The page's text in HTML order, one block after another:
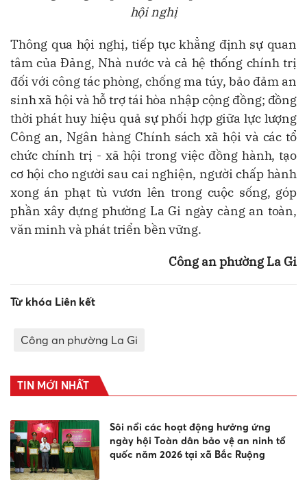
hội nghị
Thông qua hội nghị, tiếp tục khẳng định sự quan
tâm của Đảng, Nhà nước và cả hệ thống chính trị
đối với công tác phòng, chống ma túy, bảo đảm an
sinh xã hội và hỗ trợ tái hòa nhập cộng đồng; đồng
thời phát huy hiệu quả sự phối hợp giữa lực lượng
Công an, Ngân hàng Chính sách xã hội và các tổ
chức chính trị - xã hội trong việc đồng hành, tạo
cơ hội cho người sau cai nghiện, người chấp hành
xong án phạt tù vươn lên trong cuộc sống, góp
phần xây dựng phường La Gi ngày càng an toàn,
văn minh vàphát triển bền vững.
Công an phường La Gi
Từ khóa Liên kết
Công an phường La Gi
TIN MỚI NHẤT
Sôi nổi các hoạt động hưởng ứng
ngày hội Toàn dân bảo vệ an ninh tổ
quốc năm 2026 tại xã Bắc Ruộng